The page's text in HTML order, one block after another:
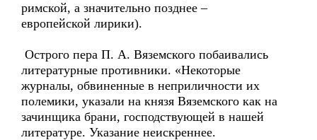
римской, а значительно позднее –
европейской лирики).
Острого пера П. А. Вяземского побаивались
литературные противники. «Некоторые
журналы, обвиненные в неприличности их
полемики, указали на князя Вяземского как на
зачинщика брани, господствующей в нашей
литературе. Указание неискреннее.